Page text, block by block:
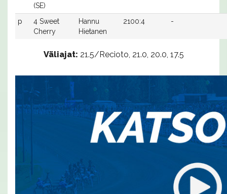
(SE)
p
4 Sweet
Cherry
Hannu
Hietanen
2100:4 -
Väliajat: 21.5/Recioto, 21.0, 20.0, 17.5